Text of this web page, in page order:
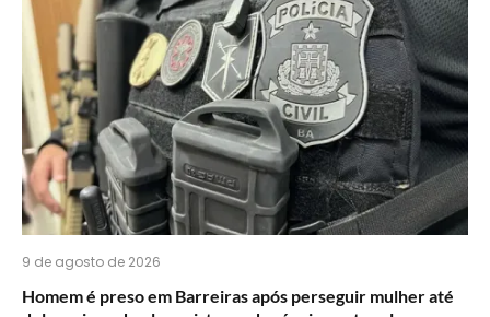
9 de agosto de 2026
Homem é preso em Barreiras após perseguir mulher até